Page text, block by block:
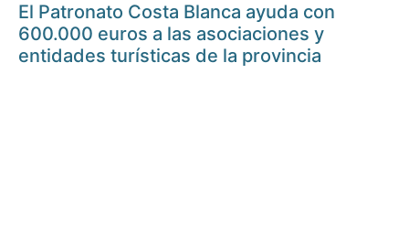
El Patronato Costa Blanca ayuda con
600.000 euros a las asociaciones y
entidades turísticas de la provincia